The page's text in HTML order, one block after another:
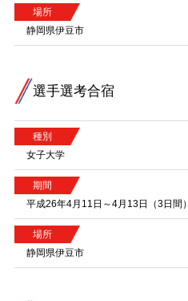
場所
静岡県伊豆市
選手選考合宿
種別
女子大学
期間
平成26年4月11日～4月13日（3日間）
場所
静岡県伊豆市